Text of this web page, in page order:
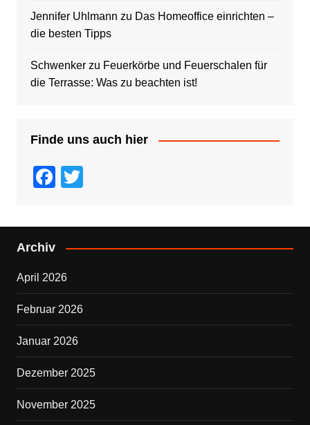
Jennifer Uhlmann zu Das Homeoffice einrichten –
die besten Tipps
Schwenkerzu Feuerkörbe und Feuerschalen für
die Terrasse: Was zu beachten ist!
Finde uns auch hier
F
c
e
o
o
k
tt
er
Archiv
April 2026
Februar 2026
Januar 2026
Dezember 2025
November 2025